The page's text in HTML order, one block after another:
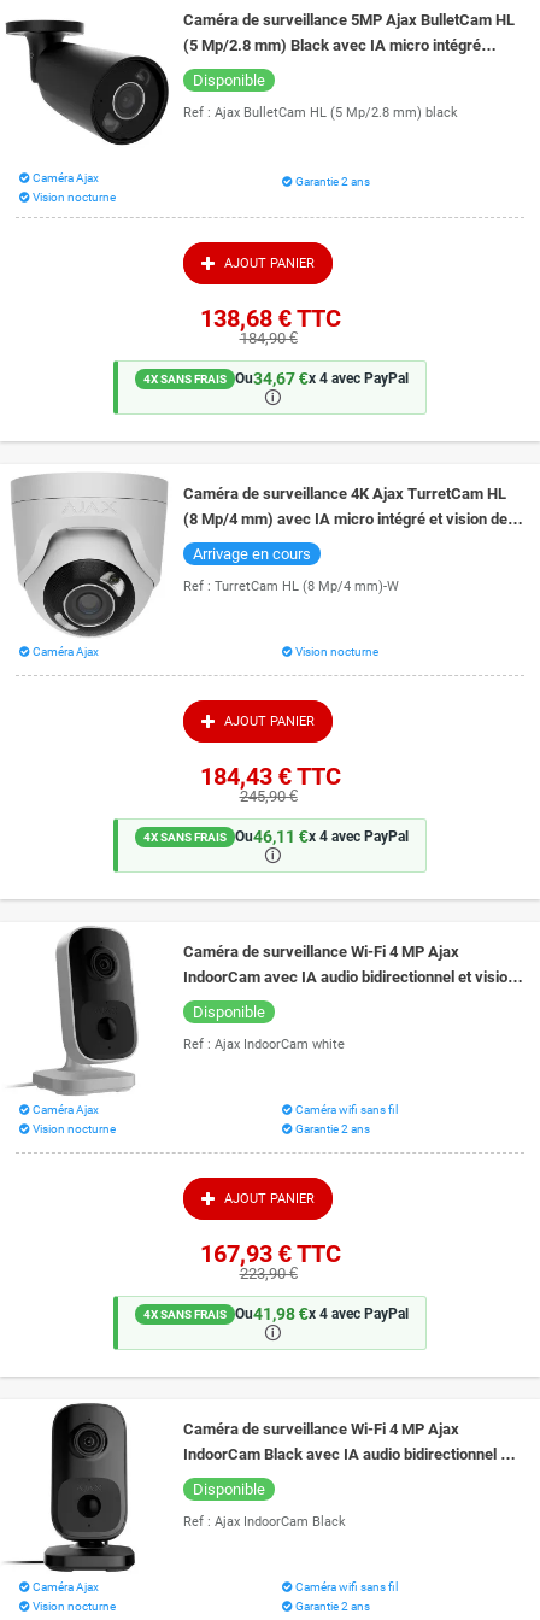
solution de vidéosurveillance jusqu'à son installation complète et sa mise
en fonction. Reposez-vous en toute confiance sur nos techniciens
Caméra de surveillance 5MP Ajax BulletCam HL
(5 Mp/2.8 mm) Black avec IA micro intégré
vision de nuit couleur 50 mètres
Disponible
Ref : Ajax BulletCam HL (5 Mp/2.8 mm) black
Caméra Ajax
Vision nocturne
Garantie 2 ans
AJOUT PANIER
138,68 €TTC
184,90 €
4X SANS FRAIS Ou34,67 €x 4 avec PayPal
🛈
Caméra de surveillance 4K Ajax TurretCam HL
(8 Mp/4 mm) avec IA micro intégré et vision de
nuit couleur 50 mètres
Arrivage en cours
Ref : TurretCam HL (8 Mp/4 mm)-W
Caméra Ajax Vision nocturne
AJOUT PANIER
184,43 €TTC
245,90 €
4X SANS FRAIS Ou46,11 €x 4 avec PayPal
🛈
Caméra de surveillance Wi-Fi 4 MP Ajax
IndoorCam avec IA audio bidirectionnel et vision
de nuit 8 mètres
Disponible
Ref : Ajax IndoorCam white
Caméra Ajax
Vision nocturne
Caméra wifi sans fil
Garantie 2 ans
AJOUT PANIER
167,93 €TTC
223,90 €
4X SANS FRAIS Ou41,98 €x 4 avec PayPal
🛈
Caméra de surveillance Wi-Fi 4 MP Ajax
IndoorCam Black avec IA audio bidirectionnel et
vision de nuit 8 mètres
Disponible
Ref : Ajax IndoorCam Black
Caméra Ajax
Vision nocturne
Caméra wifi sans fil
Garantie 2 ans